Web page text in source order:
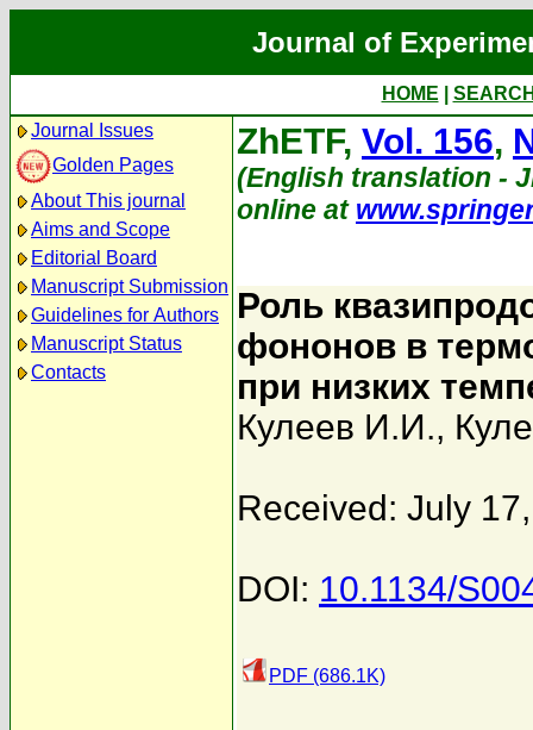
Journal of
HOME
Journal Issues
Golden Pages
About This journal
Aims and Scope
Editorial Board
Manuscript Submission
Guidelines for Authors
Manuscript Status
Contacts
ZhETF, Vol. 156,
(English translation -
online at
Роль
фононов в
при низких
Кулеев И.И.,
Received: July
DOI: 10.1134/
PDF (686.1K)